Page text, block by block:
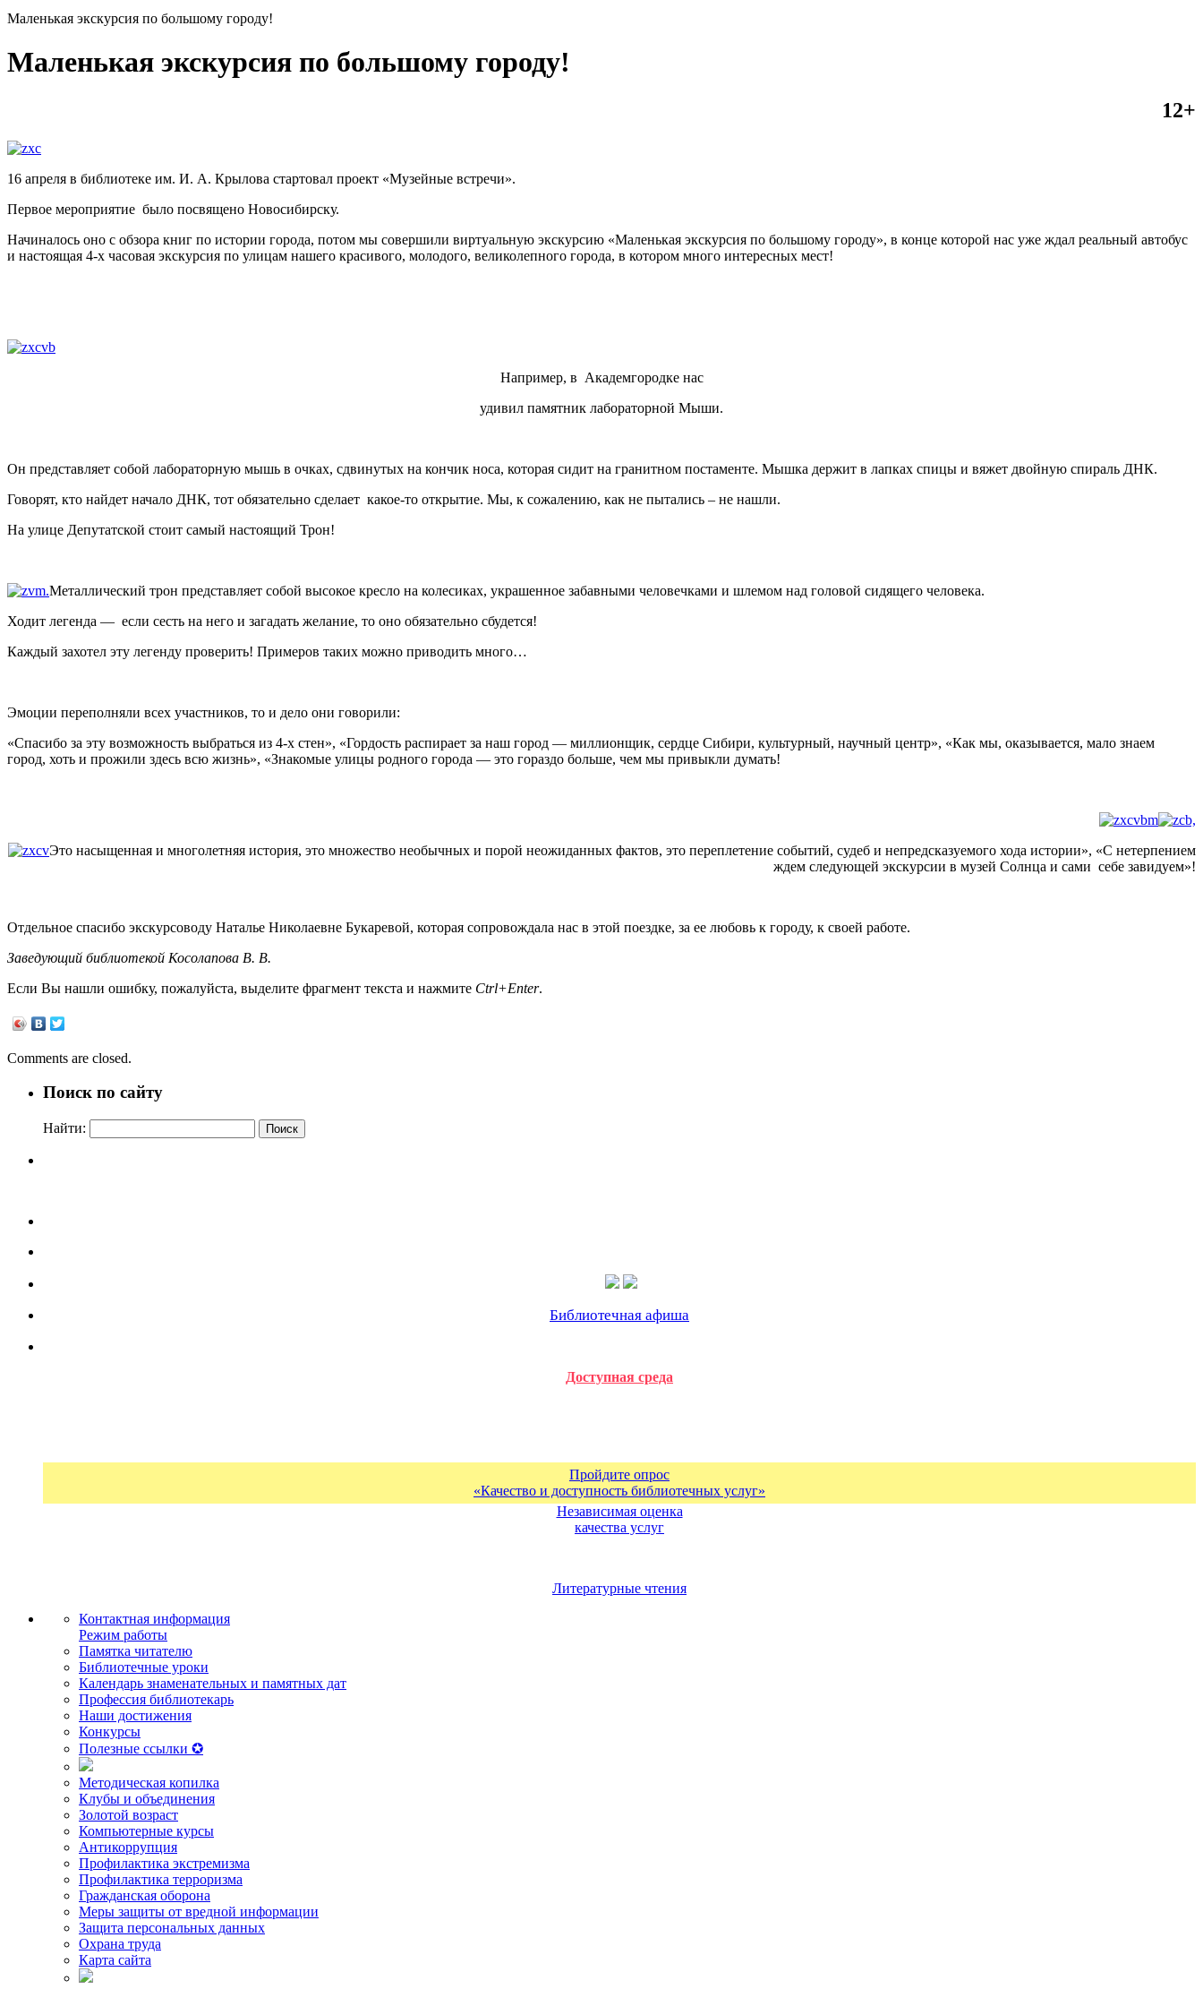
Маленькая экскурсия по большому городу!
Маленькая экскурсия по большому городу!
12+
16 апреля в библиотеке им. И. А. Крылова стартовал проект «Музейные встречи».
Первое мероприятие было посвящено Новосибирску.
Начиналось оно с обзора книг по истории города, потом мы совершили виртуальную экскурсию «Маленькая экскурсия по большому городу», в конце которой нас уже ждал реальный автобус
и настоящая 4-х часовая экскурсия по улицам нашего красивого, молодого, великолепного города, в котором много интересных мест!
Например, в Академгородке нас
удивил памятник лабораторной Мыши.
Он представляет собой лабораторную мышь в очках, сдвинутых на кончик носа, которая сидит на гранитном постаменте. Мышка держит в лапках спицы и вяжет двойную спираль ДНК.
Говорят, кто найдет начало ДНК, тот обязательно сделает какое-то открытие. Мы, к сожалению, как не пытались – не нашли.
На улице Депутатской стоит самый настоящий Трон!
Металлический трон представляет собой высокое кресло на колесиках, украшенное забавными человечками и шлемом над головой сидящего человека.
Ходит легенда — если сесть на него и загадать желание, то оно обязательно сбудется!
Каждый захотел эту легенду проверить! Примеров таких можно приводить много…
Эмоции переполняли всех участников, то и дело они говорили:
«Спасибо за эту возможность выбраться из 4-х стен», «Гордость распирает за наш город — миллионщик, сердце Сибири, культурный, научный центр», «Как мы, оказывается, мало знаем
город, хоть и прожили здесь всю жизнь», «Знакомые улицы родного города — это гораздо больше, чем мы привыкли думать!
Это насыщенная и многолетняя история, это множество необычных и порой неожиданных фактов, это переплетение событий, судеб и непредсказуемого хода истории», «С нетерпением
ждем следующей экскурсии в музей Солнца и сами себе завидуем»!
Отдельное спасибо экскурсоводу Наталье Николаевне Букаревой, которая сопровождала нас в этой поездке, за ее любовь к городу, к своей работе.
Заведующий библиотекой Косолапова В. В.
Если Вы нашли ошибку, пожалуйста, выделите фрагмент текста и нажмите Ctrl+Enter.
Comments are closed.
Поиск по сайту
Найти:
Библиотечная афиша
Доступная среда
Пройдите опрос
«Качество и доступность библиотечных услуг»
Независимая оценка
качества услуг
Литературные чтения
Контактная информация
Режим работы
Памятка читателю
Библиотечные уроки
Календарь знаменательных и памятных дат
Профессия библиотекарь
Наши достижения
Конкурсы
Полезные ссылки ✪
Методическая копилка
Клубы и объединения
Золотой возраст
Компьютерные курсы
Антикоррупция
Профилактика экстремизма
Профилактика терроризма
Гражданская оборона
Меры защиты от вредной информации
Защита персональных данных
Охрана труда
Карта сайта